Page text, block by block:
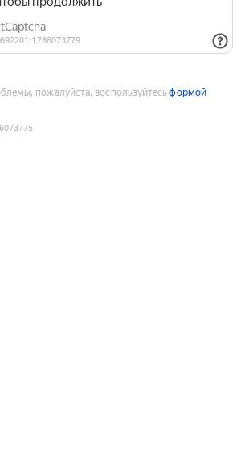
пожалуйста, воспользуйтесьформой